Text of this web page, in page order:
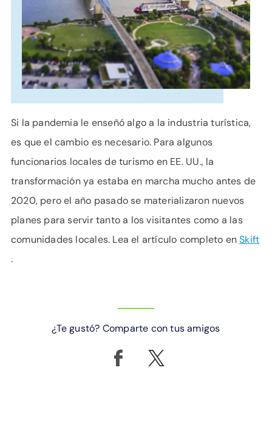
Si la pandemia le enseñó algo a la industria turística,
es que el cambio es necesario. Para algunos
funcionarios locales de turismo en EE. UU., la
transformación ya estaba en marcha mucho antes de
2020, pero el año pasado se materializaron nuevos
planes para servir tanto a los visitantes como a las
comunidades locales. Lea el artículo completo enSkift
.
¿Te gustó? Comparte con tus amigos